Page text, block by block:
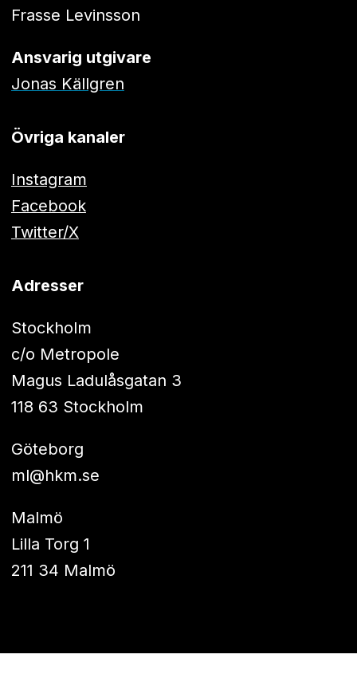
Frasse Levinsson
Ansvarig utgivare
Jonas Källgren
Övriga kanaler
Instagram
Facebook
Twitter/X
Adresser
Stockholm
c/o Metropole
Magus Ladulåsgatan 3
118 63 Stockholm
Göteborg
ml@hkm.se
Malmö
Lilla Torg 1
211 34 Malmö